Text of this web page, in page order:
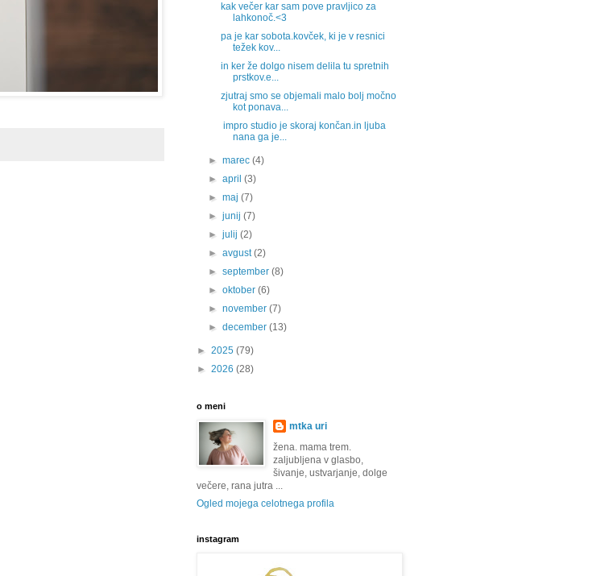
kak večer kar sam pove pravljico za
lahkonoč.<3
pa je kar sobota.kovček, ki je v resnici
težek kov...
in ker že dolgo nisem delila tu spretnih
prstkov.e...
zjutraj smo se objemali malo bolj močno
kot ponava...
impro studio je skoraj končan.in ljuba
nana ga je...
►marec(4)
►april(3)
►maj(7)
►junij(7)
►julij(2)
►avgust(2)
►september(8)
►oktober(6)
►november(7)
►december(13)
► 2025 (79)
► 2026 (28)
o meni
mtka uri
žena. mama trem.
zaljubljena v glasbo,
šivanje, ustvarjanje, dolge
večere, rana jutra ...
Ogled mojega celotnega profila
instagram